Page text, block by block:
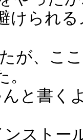
けられ
が、こ
と書く
ンストー